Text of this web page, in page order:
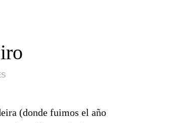
(donde fuimos el año